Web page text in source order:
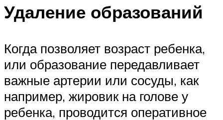
Удаление образований
Когда позволяет возраст ребенка,
или образование передавливает
важные артерии или сосуды, как
например, жировик на голове у
ребенка, проводится оперативное